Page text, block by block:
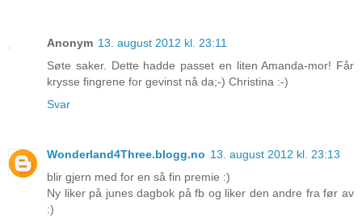
Anonym 13. august 2012 kl. 23:11
Søte saker. Dette hadde passet en liten Amanda-mor! Får
krysse fingrene for gevinst nå da;-) Christina :-)
Svar
Wonderland4Three.blogg.no 13. august 2012 kl. 23:13
blir gjern med for en så fin premie :)
Ny liker på junes dagbok på fb og liker den andre fra før av
:)